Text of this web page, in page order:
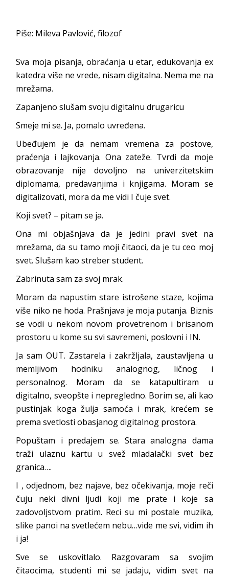
Piše: Mileva Pavlović, filozof
Sva moja pisanja, obraćanja u etar, edukovanja ex
katedra više ne vrede, nisam digitalna. Nema me na
mrežama.
Zapanjeno slušam svoju digitalnu drugaricu
Smeje mi se. Ja, pomalo uvređena.
Ubeđujem je da nemam vremena za postove,
praćenja i lajkovanja. Ona zateže. Tvrdi da moje
obrazovanje nije dovoljno na univerzitetskim
diplomama, predavanjima i knjigama. Moram se
digitalizovati, mora da me vidi I čuje svet.
Koji svet? – pitam se ja.
Ona mi objašnjava da je jedini pravi svet na
mrežama, da su tamo moji čitaoci, da je tu ceo moj
svet. Slušam kao streber student.
Zabrinuta sam za svoj mrak.
Moram da napustim stare istrošene staze, kojima
više niko ne hoda. Prašnjava je moja putanja. Biznis
se vodi u nekom novom provetrenom i brisanom
prostoru u kome su svi savremeni, poslovni i IN.
Ja sam OUT. Zastarela i zakržljala, zaustavljena u
memljivom hodniku analognog, ličnog i
personalnog. Moram da se katapultiram u
digitalno, sveopšte i nepregledno. Borim se, ali kao
pustinjak koga žulja samoća i mrak, krećem se
prema svetlosti obasjanog digitalnog prostora.
Popuštam i predajem se. Stara analogna dama
traži ulaznu kartu u svež mladalački svet bez
granica….
I , odjednom, bez najave, bez očekivanja, moje reči
čuju neki divni ljudi koji me prate i koje sa
zadovoljstvom pratim. Reci su mi postale muzika,
slike panoi na svetlećem nebu…vide me svi, vidim ih
i ja!
Sve se uskovitlalo. Razgovaram sa svojim
čitaocima, studenti mi se jadaju, vidim svet na